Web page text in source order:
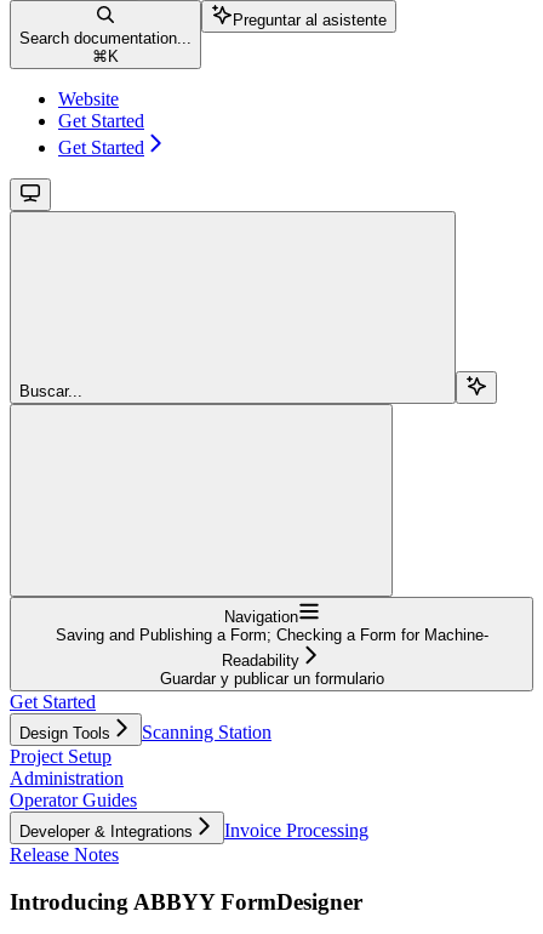
Search documentation...
⌘ K
Preguntar al asistente
Website
Get Started
Get Started
Buscar...
Navigation
Saving and Publishing a Form; Checking a Form for Machine-
Readability
Guardar y publicar un formulario
Get Started
Design Tools
Scanning Station
Project Setup
Administration
Operator Guides
Developer & Integrations
Invoice Processing
Release Notes
Introducing ABBYY FormDesigner